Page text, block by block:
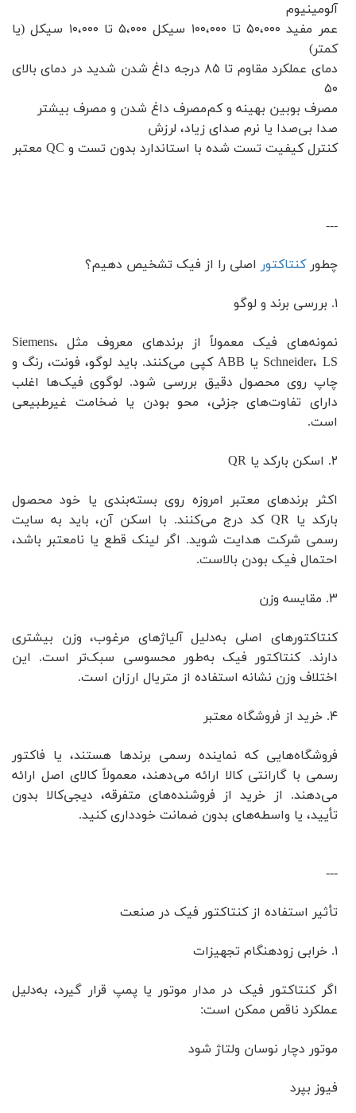
آلومینیوم
عمر مفید ۵۰،۰۰۰ تا ۱۰۰،۰۰۰ سیکل ۵،۰۰۰ تا ۱۰،۰۰۰ سیکل (یا
کمتر)
دمای عملکرد مقاوم تا ۸۵ درجه داغ شدن شدید در دمای بالای
۵۰
مصرف بوبین بهینه و کم‌مصرف داغ شدن و مصرف بیشتر
صدا بی‌صدا یا نرم صدای زیاد، لرزش
کنترل کیفیت تست شده با استاندارد بدون تست و QC معتبر
---
چطورکنتاکتور اصلی را از فیک تشخیص دهیم؟
۱. بررسی برند و لوگو
نمونه‌های فیک معمولاً از برندهای معروف مثل Siemens،
Schneider، LS یا ABB کپی می‌کنند. باید لوگو، فونت، رنگ و
چاپ روی محصول دقیق بررسی شود. لوگوی فیک‌ها اغلب
دارای تفاوت‌های جزئی، محو بودن یا ضخامت غیرطبیعی
است.
۲. اسکن بارکد یا QR
اکثر برندهای معتبر امروزه روی بسته‌بندی یا خود محصول
بارکد یا QR کد درج می‌کنند. با اسکن آن، باید به سایت
رسمی شرکت هدایت شوید. اگر لینک قطع یا نامعتبر باشد،
احتمال فیک بودن بالاست.
۳. مقایسه وزن
کنتاکتورهای اصلی به‌دلیل آلیاژهای مرغوب، وزن بیشتری
دارند. کنتاکتور فیک به‌طور محسوسی سبک‌تر است. این
اختلاف وزن نشانه استفاده از متریال ارزان است.
۴. خرید از فروشگاه معتبر
فروشگاه‌هایی که نماینده رسمی برندها هستند، یا فاکتور
رسمی با گارانتی کالا ارائه می‌دهند، معمولاً کالای اصل ارائه
می‌دهند. از خرید از فروشنده‌های متفرقه، دیجی‌کالا بدون
تأیید، یا واسطه‌های بدون ضمانت خودداری کنید.
---
تأثیر استفاده از کنتاکتور فیک در صنعت
۱. خرابی زودهنگام تجهیزات
اگر کنتاکتور فیک در مدار موتور یا پمپ قرار گیرد، به‌دلیل
عملکرد ناقص ممکن است:
موتور دچار نوسان ولتاژ شود
فیوز بپرد